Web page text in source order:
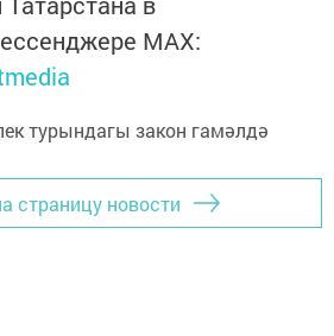
MАХ:
страницу новости